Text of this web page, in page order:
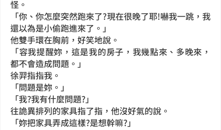
怪。
「你、你怎麼突然跑來了?現在很晚了耶!嚇我一跳，我
還以為是小偷跑進來了。」
他雙手環在胸前，好笑地說。
「容我提醒妳，這是我的房子，我幾點來、多晚來，
都不會造成問題。」
徐羿指指我。
「問題是妳。」
「我?我有什麼問題?」
往詭異排列的家具指了指，他沒好氣的說。
「妳把家具弄成這樣?是想幹嘛?」